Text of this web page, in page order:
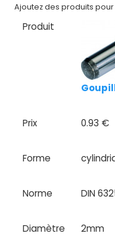
marques
Fiches
techniques
Catalogue
Mon
panier
Ajoutez des produits
Produit
Prix 0.93 €
Forme
Norme DIN
Diamètre 2mm